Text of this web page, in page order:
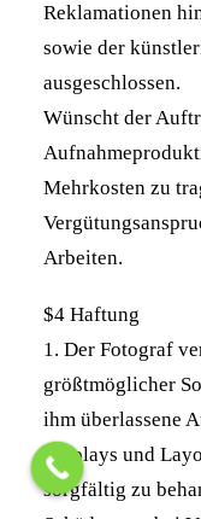
Reklamationen
sowie der
ausgeschlossen.
Wünscht der
Mehrkosten zu
Arbeiten.
$4 Haftung
1. Der Fotograf
größtmöglicher
ihm überlassene
Displays und
sorgfältig zu